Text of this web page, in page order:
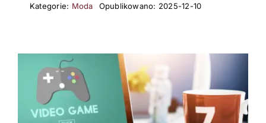
Kategorie: Moda Opublikowano: 2025-12-10